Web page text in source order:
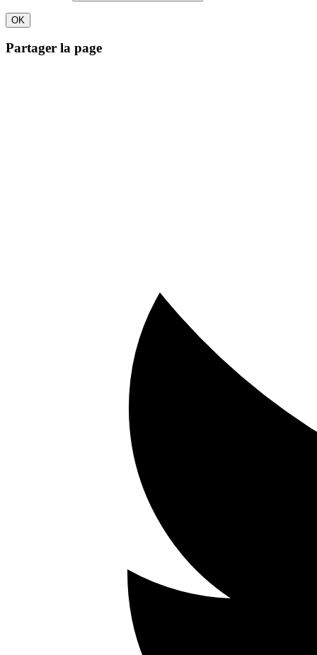
Partager la page